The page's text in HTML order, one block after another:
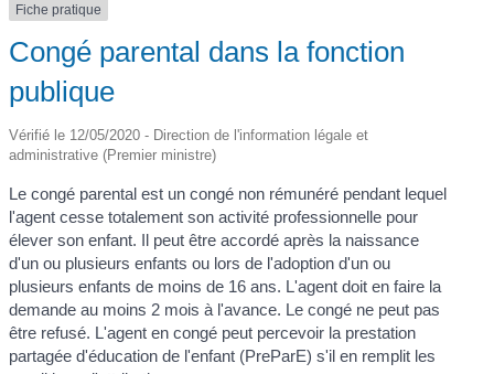
Fiche pratique
Congé parental dans la fonction
publique
Vérifié le 12/05/2020 - Direction de l'information légale et
administrative (Premier ministre)
Le congé parental est un congé non rémunéré pendant lequel
l'agent cesse totalement son activité professionnelle pour
élever son enfant. Il peut être accordé après la naissance
d'un ou plusieurs enfants ou lors de l'adoption d'un ou
plusieurs enfants de moins de 16 ans. L'agent doit en faire la
demande au moins 2 mois à l'avance. Le congé ne peut pas
être refusé. L'agent en congé peut percevoir la prestation
partagée d'éducation de l'enfant (PreParE) s'il en remplit les